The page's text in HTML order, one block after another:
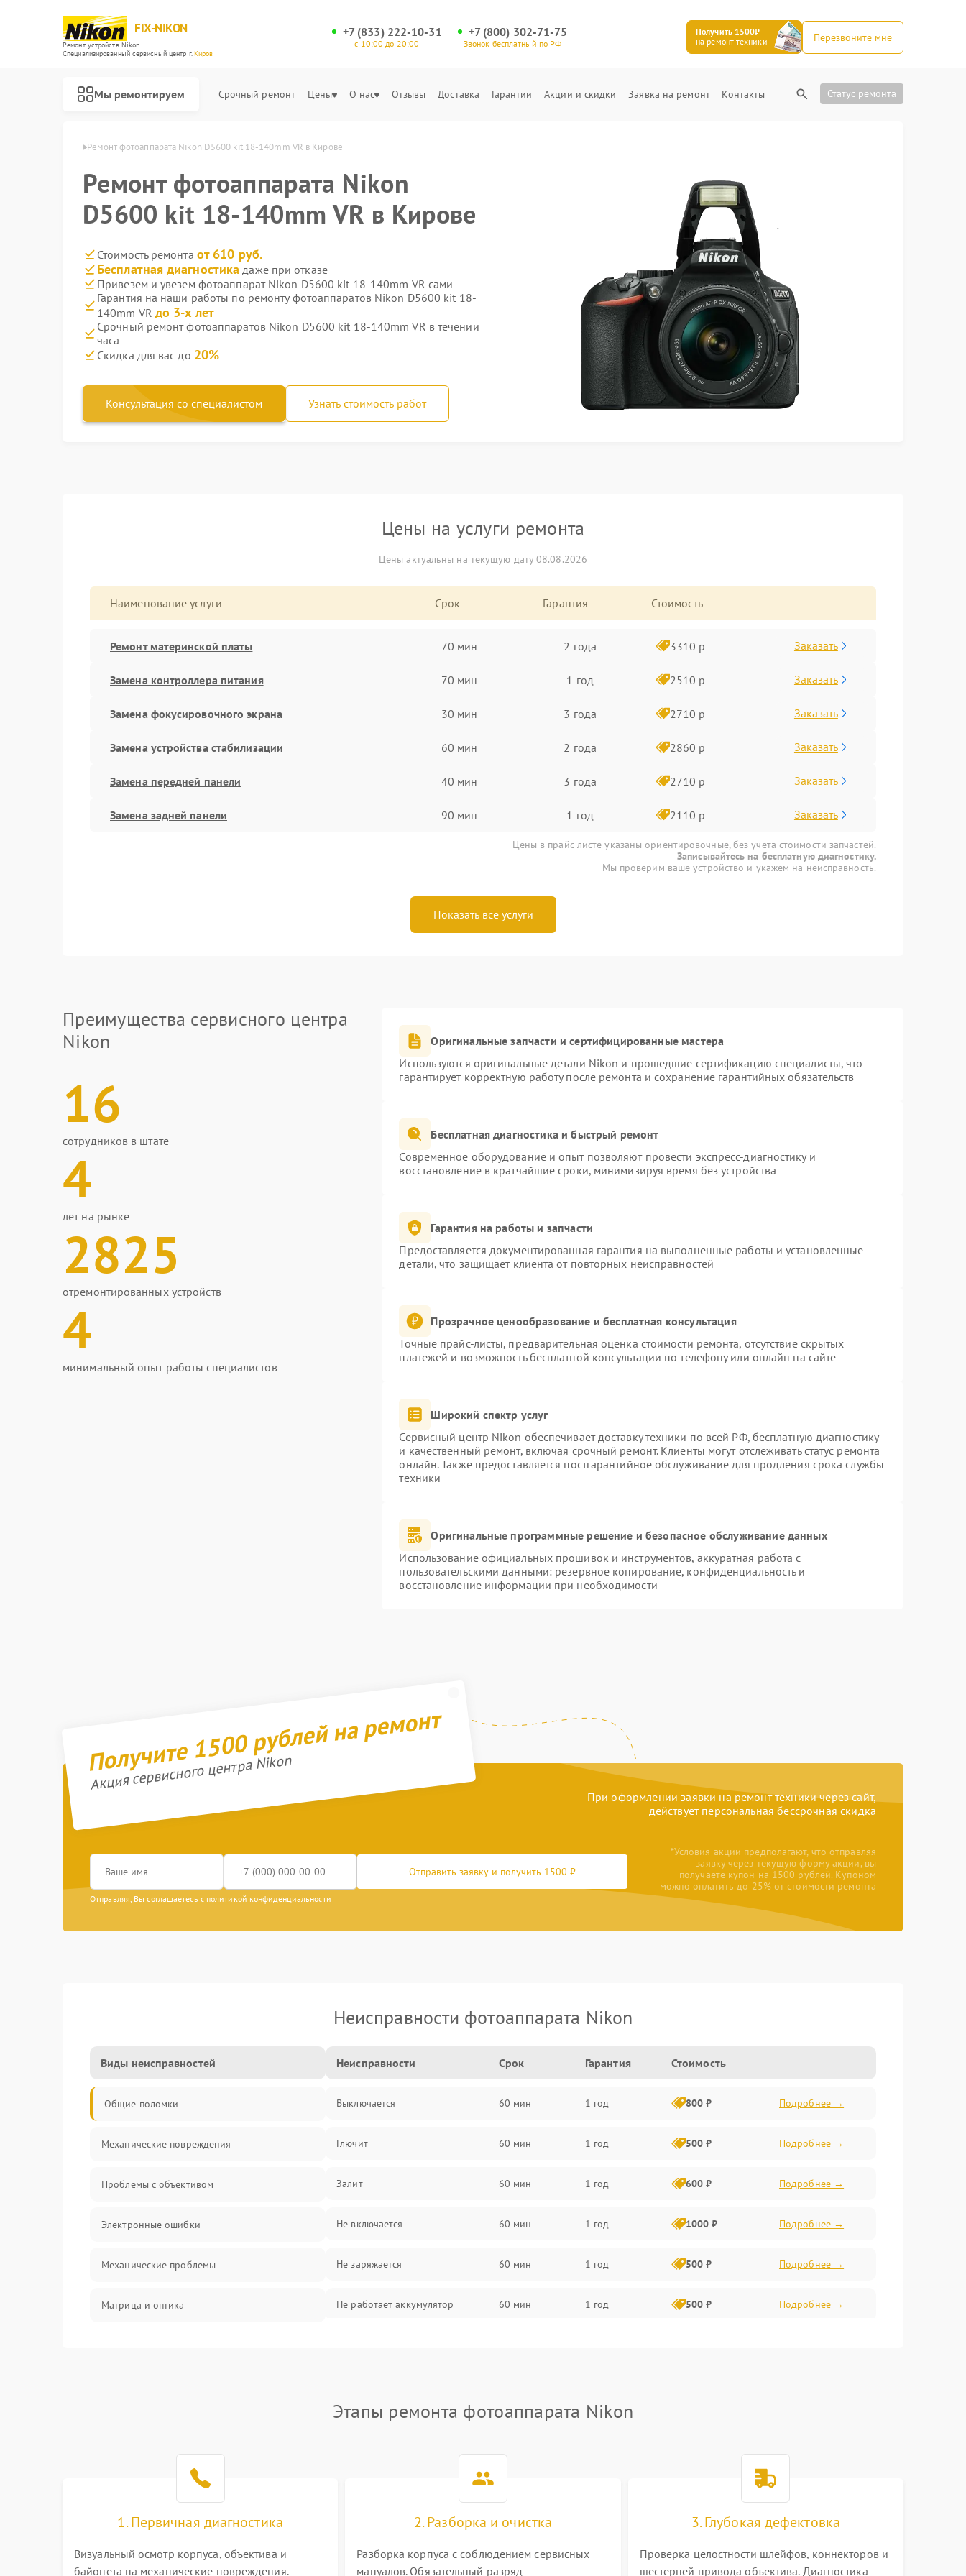
FIX-NIKON
Ремонт устройств Nikon
Специализированный cервисный центр г.Киров
+7 (833) 222-10-31
с 10:00 до 20:00
+7 (800) 302-71-75
Звонок бесплатный по РФ
Получить 1500₽
на ремонт техники
Перезвоните мне
Мы ремонтируем Срочный ремонт Цены О нас Отзывы Доставка Гарантии Акции и скидки Заявка на ремонт Контакты Статус ремонта
Nikon в Кирове Ремонт фотоаппарата Nikon D5600 kit 18-140mm VR в Кирове
Ремонт фотоаппарата Nikon
D5600 kit 18-140mm VR в Кирове
Стоимость ремонта от 610 руб.
Бесплатная диагностика даже при отказе
Привезем и увезем фотоаппарат Nikon D5600 kit 18-140mm VR сами
Гарантия на наши работы по ремонту фотоаппаратов Nikon D5600 kit 18-
140mm VR до 3-х лет
Срочный ремонт фотоаппаратов Nikon D5600 kit 18-140mm VR в течении
часа
Скидка для вас до 20%
Консультация со специалистом Узнать стоимость работ
Цены на услуги ремонта
Цены актуальны на текущую дату 08.08.2026
Наименование услуги Срок Гарантия Стоимость
Ремонт материнской платы 70 мин 2 года 3310 р Заказать
Замена контроллера питания 70 мин 1 год 2510 р Заказать
Замена фокусировочного экрана 30 мин 3 года 2710 р Заказать
Замена устройства стабилизации 60 мин 2 года 2860 р Заказать
Замена передней панели 40 мин 3 года 2710 р Заказать
Замена задней панели 90 мин 1 год 2110 р Заказать
Цены в прайс-листе указаны ориентировочные, без учета стоимости запчастей.
Записывайтесь на бесплатную диагностику.
Мы проверим ваше устройство и укажем на неисправность.
Показать все услуги
Преимущества сервисного центра
Nikon
16
сотрудников в штате
4
лет на рынке
2825
отремонтированных устройств
4
минимальный опыт работы специалистов
Оригинальные запчасти и сертифицированные мастера
Используются оригинальные детали Nikon и прошедшие сертификацию специалисты, что
гарантирует корректную работу после ремонта и сохранение гарантийных обязательств
Бесплатная диагностика и быстрый ремонт
Современное оборудование и опыт позволяют провести экспресс-диагностику и
восстановление в кратчайшие сроки, минимизируя время без устройства
Гарантия на работы и запчасти
Предоставляется документированная гарантия на выполненные работы и установленные
детали, что защищает клиента от повторных неисправностей
Прозрачное ценообразование и бесплатная консультация
Точные прайс-листы, предварительная оценка стоимости ремонта, отсутствие скрытых
платежей и возможность бесплатной консультации по телефону или онлайн на сайте
Широкий спектр услуг
Сервисный центр Nikon обеспечивает доставку техники по всей РФ, бесплатную диагностику
и качественный ремонт, включая срочный ремонт. Клиенты могут отслеживать статус ремонта
онлайн. Также предоставляется постгарантийное обслуживание для продления срока службы
техники
Оригинальные программные решение и безопасное обслуживание данных
Использование официальных прошивок и инструментов, аккуратная работа с
пользовательскими данными: резервное копирование, конфиденциальность и
восстановление информации при необходимости
Получите 1500 рублей на ремонт
Акция сервисного центра Nikon
При оформлении заявки на ремонт техники через сайт,
действует персональная бессрочная скидка
Отправить заявку и получить 1500 ₽
Отправляя, Вы соглашаетесь с политикой конфиденциальности
*Условия акции предполагают, что отправляя
заявку через текущую форму акции, вы
получаете купон на 1500 рублей. Купоном
можно оплатить до 25% от стоимости ремонта
Неисправности фотоаппарата Nikon
Виды неисправностей
Общие поломки
Механические повреждения
Проблемы с объективом
Электронные ошибки
Механические проблемы
Матрица и оптика
Коммуникации и интерфейсы
Неисправности Срок Гарантия Стоимость
Выключается 60 мин 1 год 800 ₽ Подробнее →
Глючит 60 мин 1 год 500 ₽ Подробнее →
Залит 60 мин 1 год 600 ₽ Подробнее →
Не включается 60 мин 1 год 1000 ₽ Подробнее →
Не заряжается 60 мин 1 год 500 ₽ Подробнее →
Не работает аккумулятор 60 мин 1 год 500 ₽ Подробнее →
Этапы ремонта фотоаппарата Nikon
1. Первичная диагностика
Визуальный осмотр корпуса, объектива и
байонета на механические повреждения.
2. Разборка и очистка
Разборка корпуса с соблюдением сервисных
мануалов. Обязательный разряд
3. Глубокая дефектовка
Проверка целостности шлейфов, коннекторов и
шестерней привода объектива. Диагностика